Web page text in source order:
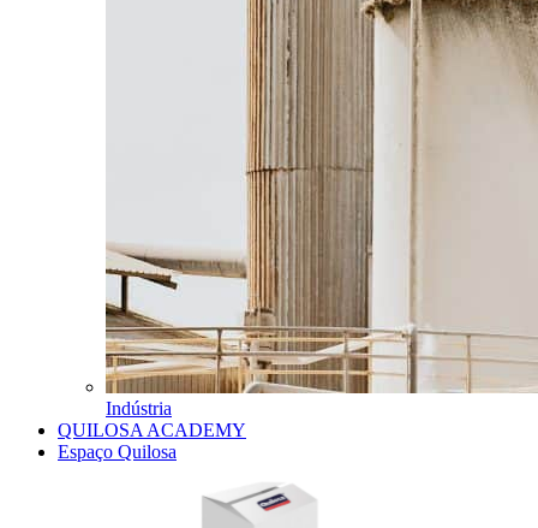
Indústria
QUILOSA ACADEMY
Espaço Quilosa